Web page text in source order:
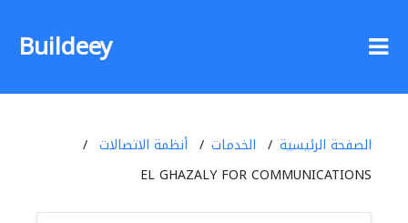
Buildeey
الصفحة الرئيسية الخدمات
أنظمة الاتصالات
EL GHAZALY FOR COMMUNICATIONS